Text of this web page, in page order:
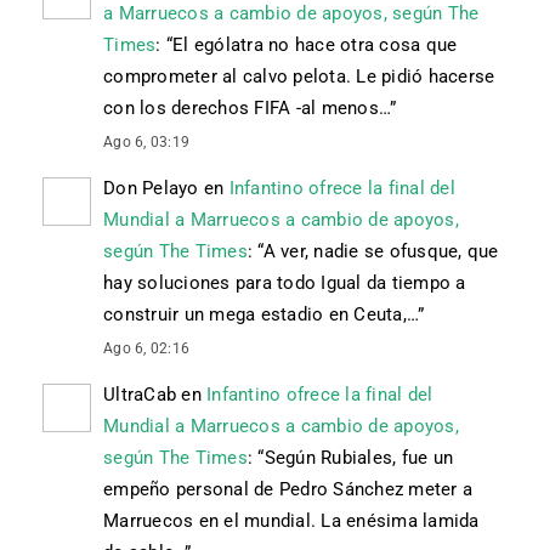
a Marruecos a cambio de apoyos, según The
Times: “El ególatra no hace otra cosa que
comprometer al calvo pelota. Le pidió hacerse
con los derechos FIFA -al menos…”
Ago 6, 03:19
Don Pelayo en Infantino ofrece la final del
Mundial a Marruecos a cambio de apoyos,
según The Times: “A ver, nadie se ofusque, que
hay soluciones para todo Igual da tiempo a
construir un mega estadio en Ceuta,…”
Ago 6, 02:16
UltraCab en Infantino ofrece la final del
Mundial a Marruecos a cambio de apoyos,
según The Times: “Según Rubiales, fue un
empeño personal de Pedro Sánchez meter a
Marruecos en el mundial. La enésima lamida